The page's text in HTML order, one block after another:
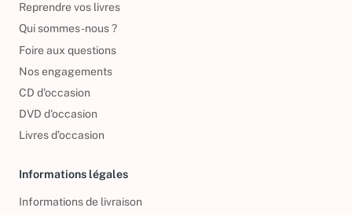
Reprendre vos livres
Qui sommes-nous ?
Foire aux questions
Nos engagements
CD d'occasion
DVD d'occasion
Livres d’occasion
Informations légales
Informations de livraison